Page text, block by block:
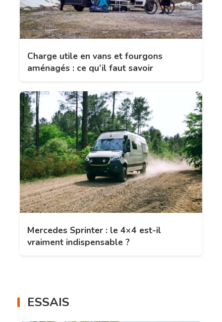
Charge utile en vans et fourgons
aménagés : ce qu’il faut savoir
Mercedes Sprinter : le 4×4 est-il
vraiment indispensable ?
ESSAIS